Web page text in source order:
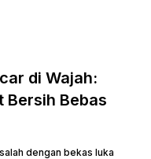
di Wajah:
Bersih Bebas
dengan bekas luka